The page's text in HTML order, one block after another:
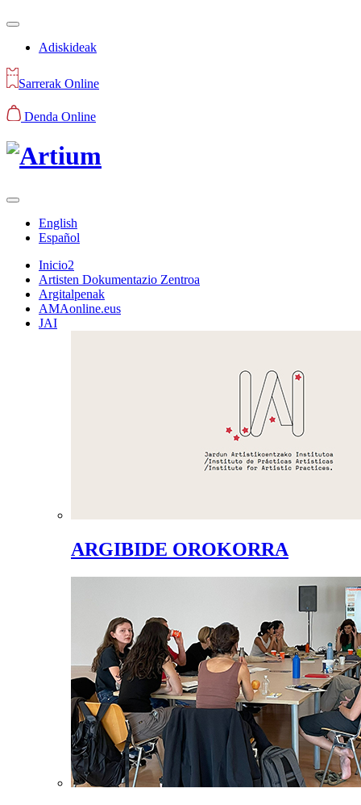
Adiskideak
Sarrerak Online
Denda Online
English
Español
Inicio2
Artisten Dokumentazio Zentroa
Argitalpenak
AMAonline.eus
JAI
ARGIBIDE OROKORRA